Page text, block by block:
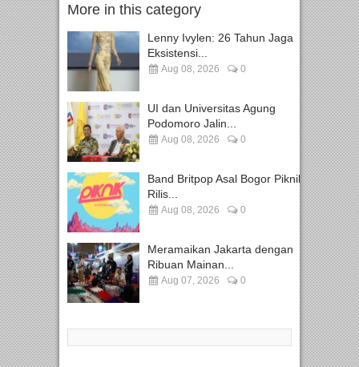
More in this category
Lenny Ivylen: 26 Tahun Jaga
Eksistensi...
Aug 08, 2026 0
UI dan Universitas Agung
Podomoro Jalin...
Aug 08, 2026 0
Band Britpop Asal Bogor Piknik
Rilis...
Aug 08, 2026 0
Meramaikan Jakarta dengan
Ribuan Mainan...
Aug 07, 2026 0